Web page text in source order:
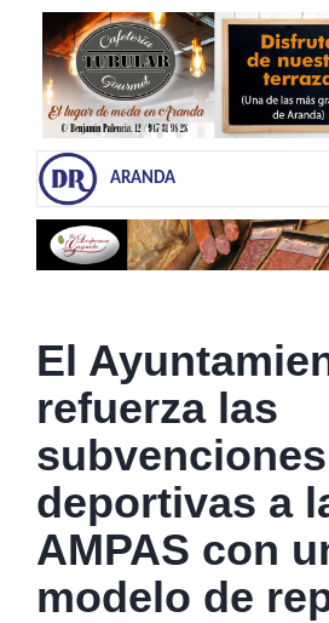
ARANDA
El
refuerza las
subvenciones
deportivas a
AMPAS con
modelo de